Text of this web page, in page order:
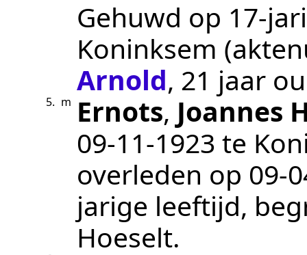
Gehuwd op 17-
Koninksem
Arnold, 21 jaar
5. m Ernots, Joannes
09‑11‑1923 te
overleden op
jarige leeftijd,
Hoeselt.